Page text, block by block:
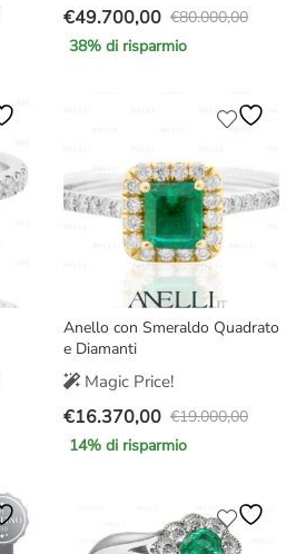
€80.000,00
Il
prezzo
€49.700,00
Il
prezzo
38% di risparmio
Anello con Smeraldo Quadrato
e Diamanti
Magic Price!
€19.000,00
Il
prezzo
€19.000,00.
€16.370,00
Il
prezzo
€16.370,00.
14% di risparmio